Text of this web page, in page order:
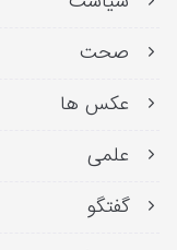
صحت
عکس ها
علمی
گفتگو